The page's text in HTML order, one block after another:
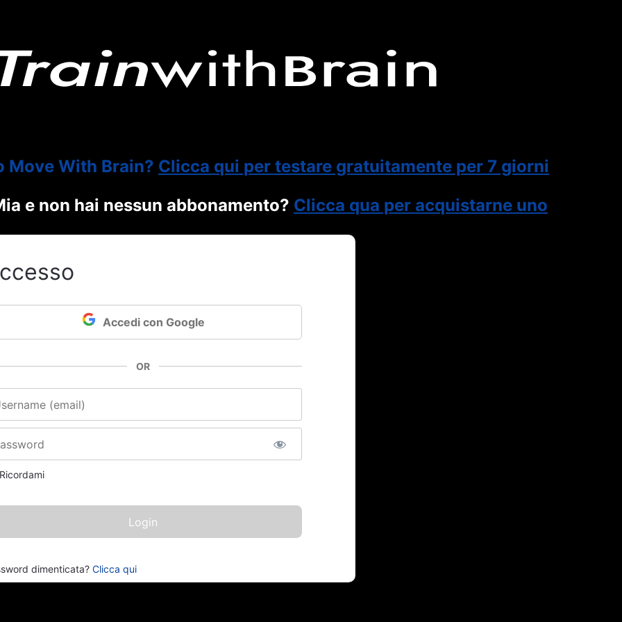
Move With Brain? Clicca qui per testare gratuitamente per 7 giorni
e non hai nessun abbonamento? Clicca qua per acquistarne uno
Accedi con Google
OR
Ricordami
dimenticata? Clicca qui